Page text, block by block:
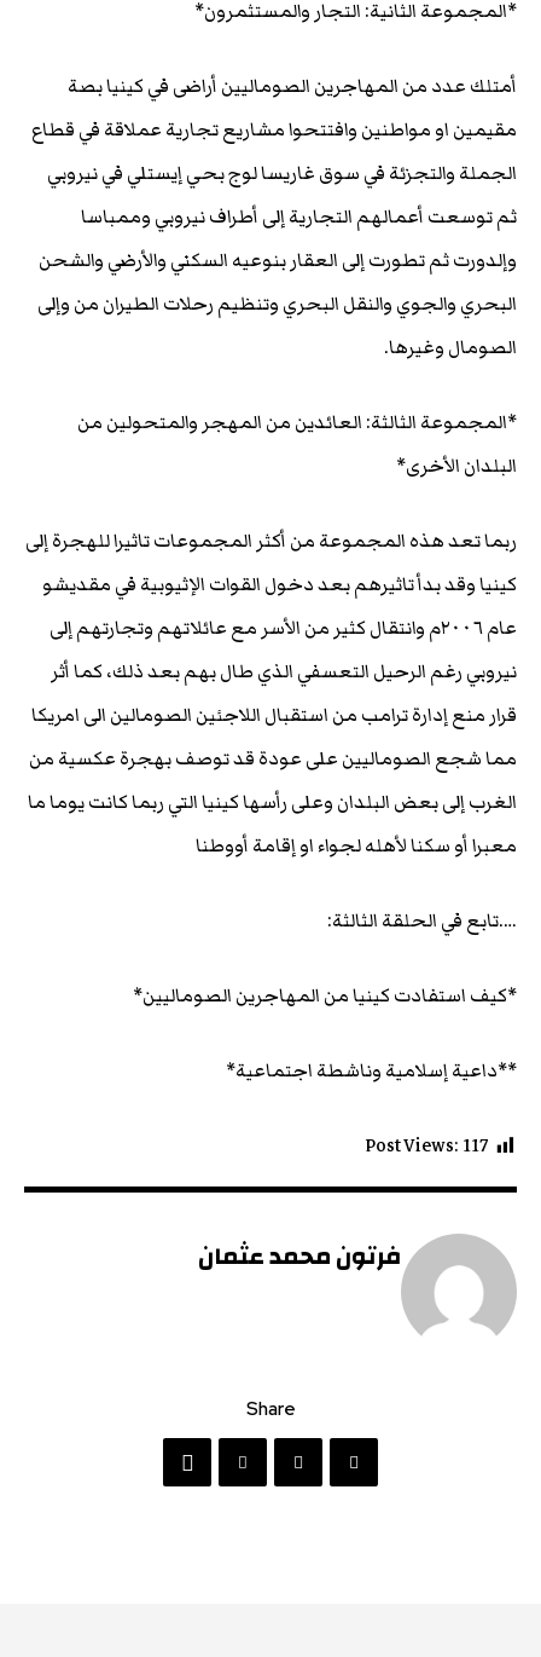
*المجموعة الثانية: التجار والمستثمرون*
أمتلك عدد من المهاجرين الصوماليين أراضى في كينيا بصة
مقيمين او مواطنين وافتتحوا مشاريع تجارية عملاقة في قطاع
الجملة والتجزئة في سوق غاريسا لوج بحي إيستلي في نيروبي
ثم توسعت أعمالهم التجارية إلى أطراف نيروبي وممباسا
وإلدورت ثم تطورت إلى العقار بنوعيه السكني والأرضي والشحن
البحري والجوي والنقل البحري وتنظيم رحلات الطيران من وإلى
الصومال وغيرها.
*المجموعة الثالثة: العائدين من المهجر والمتحولين من
البلدان الأخرى*
ربما تعد هذه المجموعة من أكثر المجموعات تاثيرا للهجرة إلى
كينيا وقد بدأ تاثيرهم بعد دخول القوات الإثيوبية في مقديشو
عام ٢٠٠٦م وانتقال كثير من الأسر مع عائلاتهم وتجارتهم إلى
نيروبي رغم الرحيل التعسفي الذي طال بهم بعد ذلك، كما أثر
قرار منع إدارة ترامب من استقبال اللاجئين الصومالين الى امريكا
مما شجع الصوماليين على عودة قد توصف بهجرة عكسية من
الغرب إلى بعض البلدان وعلى رأسها كينيا التي ربما كانت يوما ما
معبرا أو سكنا لأهله لجواء او إقامة أووطنا
….تابع في الحلقة الثالثة:
*كيف استفادت كينيا من المهاجرين الصوماليين*
**داعية إسلامية وناشطة اجتماعية*
Post Views: 117
فرتون محمد عثمان
Share